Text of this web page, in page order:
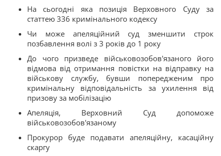
На сьогодні яка позиція Верховного Суду за
статтею 336 кримінального кодексу
Чи може апеляційний суд зменшити строк
позбавлення волі з 3 років до 1 року
До чого призведе військовозобов'язаного його
відмова від отримання повістки на відправку на
військову службу, бувши попередженим про
кримінальну відповідальність за ухилення від
призову за мобілізацію
Апеляція, Верховний Суд допоможе
військовозобов'язаному
Прокурор буде подавати апеляційну, касаційну
скаргу